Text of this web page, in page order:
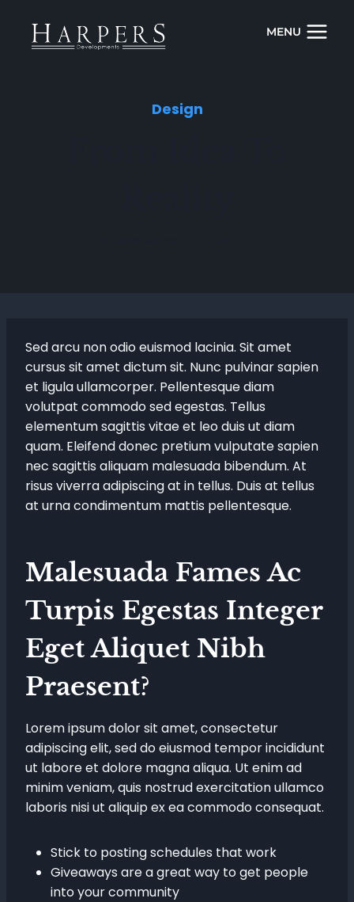
content
MENU
Design
Sed arcu non odio euismod lacinia. Sit amet
cursus sit amet dictum sit. Nunc pulvinar sapien
et ligula ullamcorper. Pellentesque diam
volutpat commodo sed egestas. Tellus
elementum sagittis vitae et leo duis ut diam
quam. Eleifend donec pretium vulputate sapien
nec sagittis aliquam malesuada bibendum. At
risus viverra adipiscing at in tellus. Duis at tellus
at urna condimentum mattis pellentesque.
Malesuada Fames Ac
Turpis Egestas Integer
Eget Aliquet Nibh
Praesent?
Lorem ipsum dolor sit amet, consectetur
adipiscing elit, sed do eiusmod tempor incididunt
ut labore et dolore magna aliqua. Ut enim ad
minim veniam, quis nostrud exercitation ullamco
laboris nisi ut aliquip ex ea commodo consequat.
Stick to posting schedules that work
Giveaways are a great way to get people
into your community